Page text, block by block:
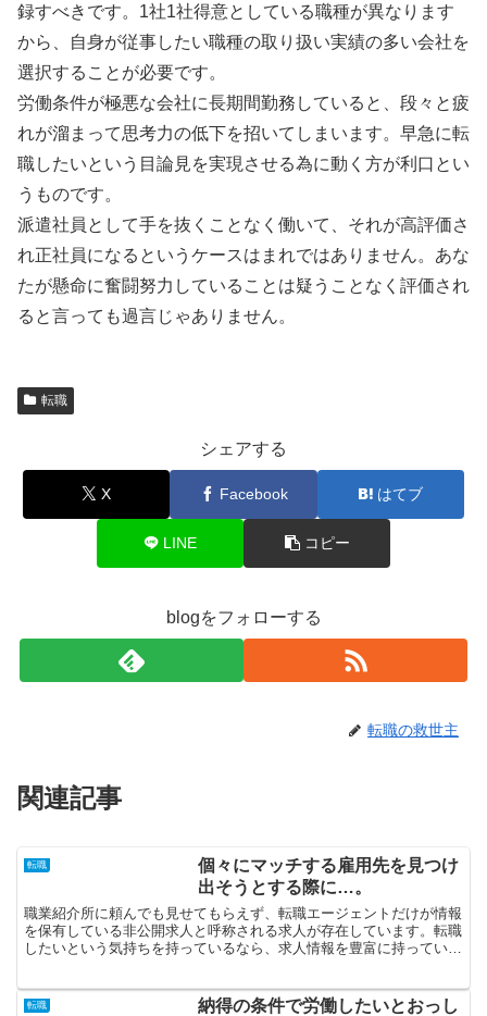
録すべきです。1社1社得意としている職種が異なります
から、自身が従事したい職種の取り扱い実績の多い会社を
選択することが必要です。
労働条件が極悪な会社に長期間勤務していると、段々と疲
れが溜まって思考力の低下を招いてしまいます。早急に転
職したいという目論見を実現させる為に動く方が利口とい
うものです。
派遣社員として手を抜くことなく働いて、それが高評価さ
れ正社員になるというケースはまれではありません。あな
たが懸命に奮闘努力していることは疑うことなく評価され
ると言っても過言じゃありません。
転職
シェアする
X Facebook はてブ
LINE コピー
blogをフォローする
転職の救世主
関連記事
転職
個々にマッチする雇用先を見つけ
出そうとする際に…。
職業紹介所に頼んでも見せてもらえず、転職エージェントだけが情報
を保有している非公開求人と呼称される求人が存在しています。転職
したいという気持ちを持っているなら、求人情報を豊富に持っている
転職
納得の条件で労働したいとおっし